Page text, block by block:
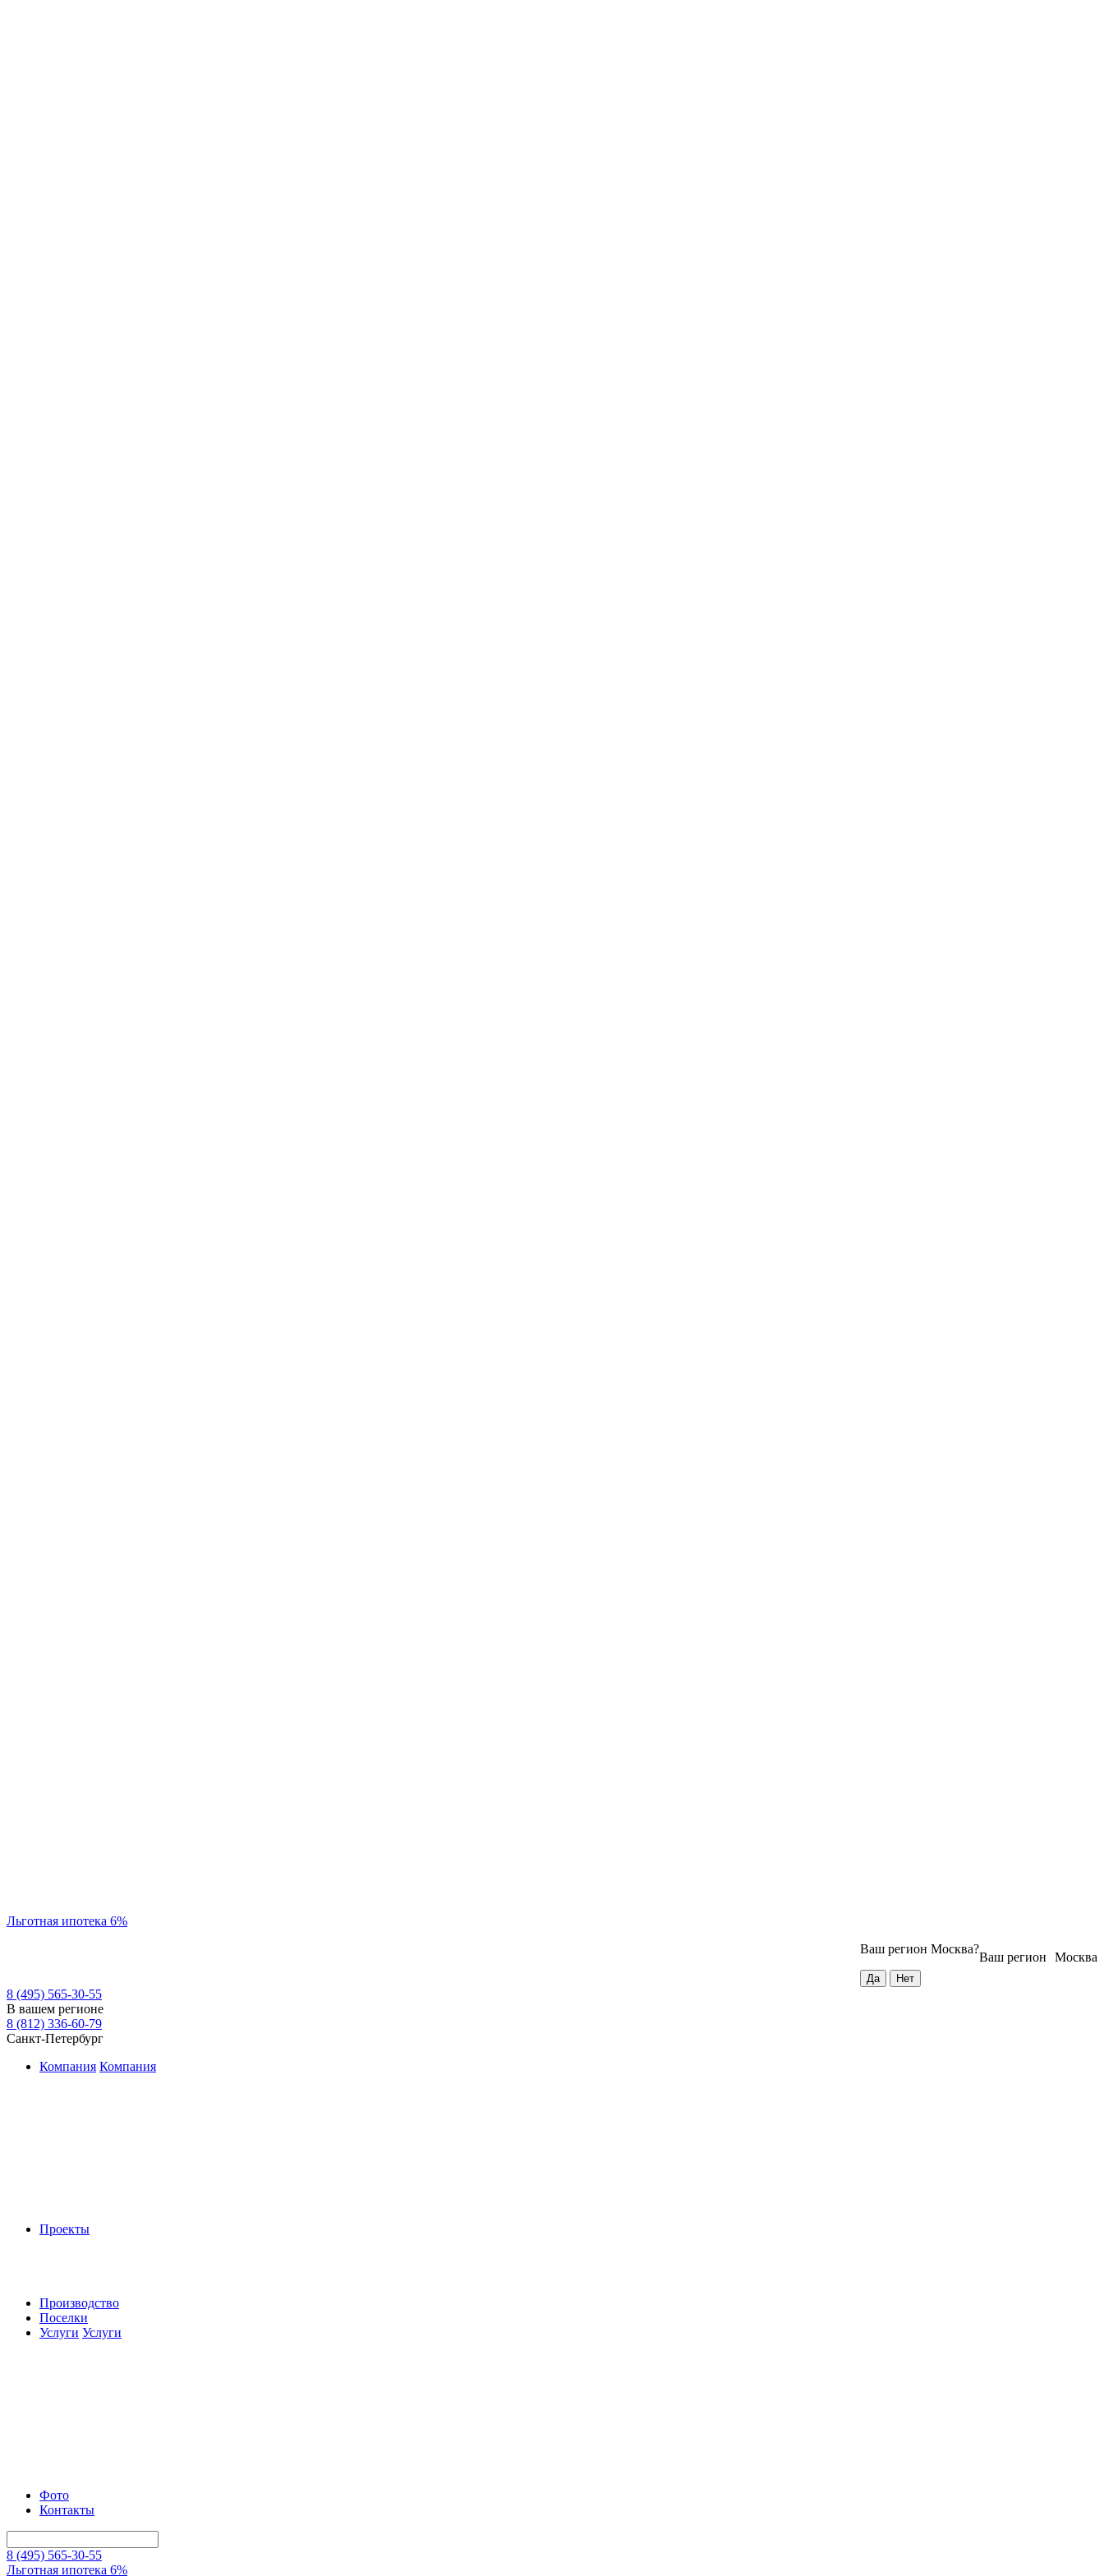
Льготная ипотека 6%
Москва
Ваш регион
Ваш регион Москва?
8 (495) 565-30-55
В вашем регионе
8 (812) 336-60-79
Санкт-Петербург
Компания Компания
Проекты
Производство
Поселки
Услуги Услуги
Фото
Контакты
8 (495) 565-30-55
Льготная ипотека 6%